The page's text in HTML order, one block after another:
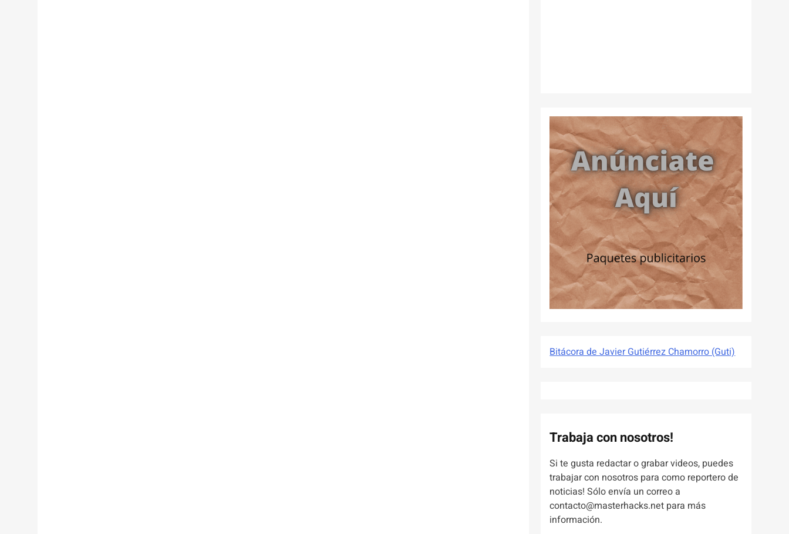
Bitácora de Javier Gutiérrez Chamorro (Guti)
Trabaja con nosotros!
Si te gusta redactar o grabar videos, puedes
trabajar con nosotros para como reportero de
noticias! Sólo envía un correo a
contacto@masterhacks.net para más
información.